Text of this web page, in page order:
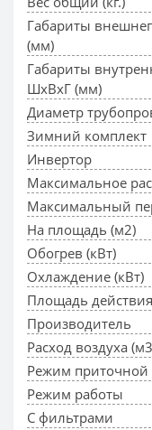
Габариты
(мм)
Габариты
ШхВхГ (мм)
Диаметр
Зимний комплект
Инвертор
Максимальное
Максимальный
На площадь (м2)
Обогрев (кВт)
Охлаждение (кВт)
Площадь
Производитель
Расход воздуха
Режим приточной
Режим работы
С фильтрами